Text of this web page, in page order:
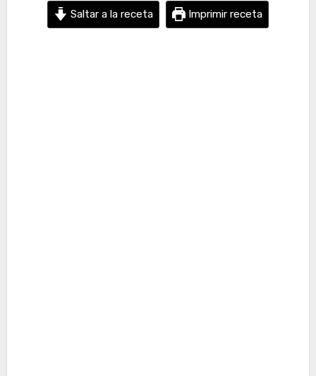
Saltar a la receta Imprimir receta